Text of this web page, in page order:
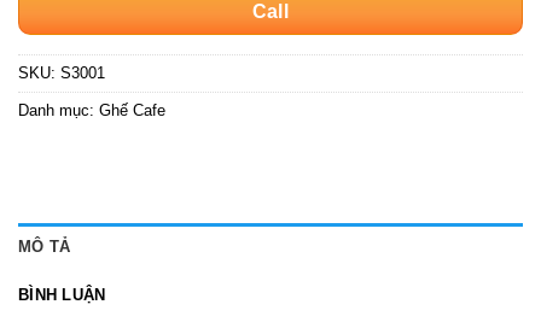
Call
SKU: S3001
Danh mục: Ghế Cafe
MÔ TẢ
BÌNH LUẬN